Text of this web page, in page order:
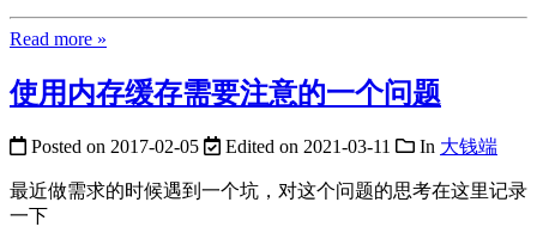
Read more »
使用内存缓存需要注意的一个问题
Posted on 2017-02-05 Edited on 2021-03-11 In 大钱端
最近做需求的时候遇到一个坑，对这个问题的思考在这里记录
一下